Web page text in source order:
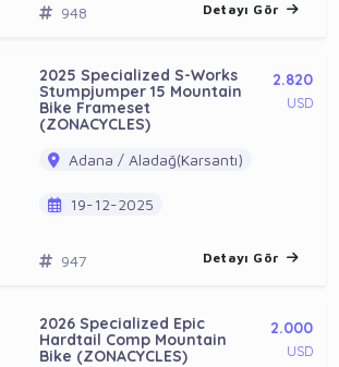
948 Detayı Gör
2025 Specialized S-Works
Stumpjumper 15 Mountain
Bike Frameset
(ZONACYCLES)
2.820
USD
Adana / Aladağ(Karsantı)
19-12-2025
947 Detayı Gör
2026 Specialized Epic
Hardtail Comp Mountain
Bike (ZONACYCLES)
2.000
USD